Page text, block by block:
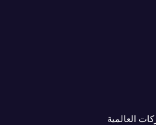
العالمية